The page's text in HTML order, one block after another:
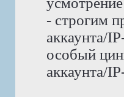
- строгим
аккаунта/
особый
аккаунта/